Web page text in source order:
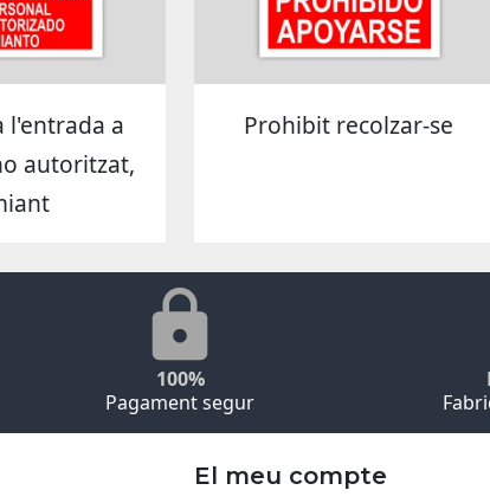
l'entrada a
autoritzat,
Prohibit recolzar-se
100%
Pagament segur
El meu compte